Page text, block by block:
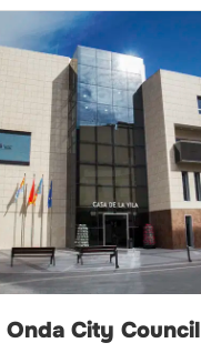
Onda City Council